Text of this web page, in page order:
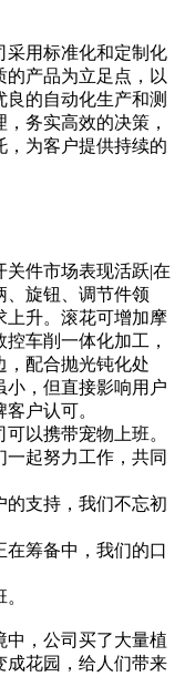
采用标准化和定制化
的产品为立足点，以
的自动化生产和测
务实高效的决策，
，为客户提供持续的
件市场表现活跃|在
、旋钮、调节件领
上升。滚花可增加摩
车削一体化加工，
，配合抛光钝化处
小，但直接影响用户
户认可。
以携带宠物上班。
一起努力工作，共同
的支持，我们不忘初
在筹备中，我们的口
中，公司买了大量植
成花园，给人们带来